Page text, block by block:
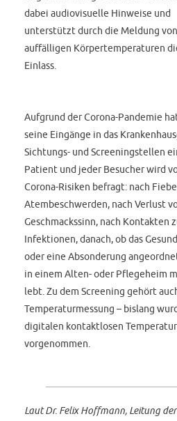
dabei audiovisuelle Hinweise und
unterstützt durch die Meldung von
auffälligen Körpertemperaturen
Einlass.
Aufgrund der Corona-Pandemie
seine Eingänge in das
Sichtungs- und Screeningstellen
Patient und jeder Besucher wird
Corona-Risiken befragt: nach
Atembeschwerden, nach Verlust
Geschmackssinn, nach Kontakten
Infektionen, danach, ob das
oder eine Absonderung
in einem Alten- oder Pflegeheim
lebt. Zu dem Screening gehört
Temperaturmessung – bislang
digitalen kontaktlosen
vorgenommen.
Laut Dr. Felix Hoffmann, Leitung